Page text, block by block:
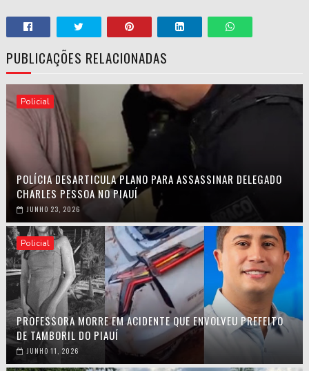
PUBLICAÇÕES RELACIONADAS
Policial
POLÍCIA DESARTICULA PLANO PARA ASSASSINAR DELEGADO
CHARLES PESSOA NO PIAUÍ
JUNHO 23, 2026
Policial
PROFESSORA MORRE EM ACIDENTE QUE ENVOLVEU PREFEITO
DE TAMBORIL DO PIAUÍ
JUNHO 11, 2026